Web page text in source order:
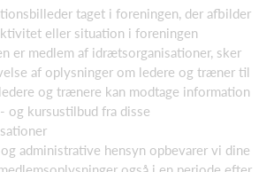
taget i foreningen, der afbilder
eller situation i foreningen
er medlem af idrætsorganisationer, sker
af oplysninger om ledere og træner til
og trænere kan modtage information
og kursustilbud fra disse
administrative hensyn opbevarer vi dine